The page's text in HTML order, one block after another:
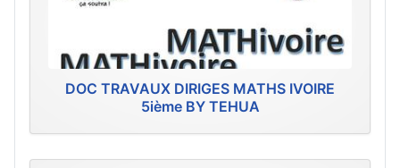
DOC TRAVAUX DIRIGES MATHS IVOIRE
5ième BY TEHUA